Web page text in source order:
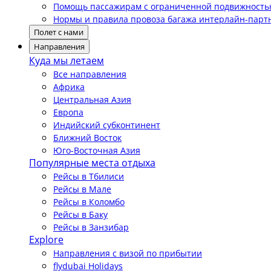
Помощь пассажирам с ограниченной
Нормы и правила провоза багажа интерлайн-
Полет с нами
Направления
Куда мы летаем
Все направления
Африка
Центральная Азия
Европа
Индийский субконтинент
Ближний Восток
Юго-Восточная Азия
Популярные места отдыха
Рейсы в Тбилиси
Рейсы в Мале
Рейсы в Коломбо
Рейсы в Баку
Рейсы в Занзибар
Explore
Направления с визой по прибытии
flydubai Holidays